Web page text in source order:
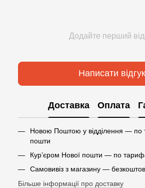
Додайте перший
Написати відгук
Доставка Оплата
Новою Поштою у відділення — по
пошти
Кур’єром Нової пошти — по
Самовивіз з магазину —
Більше інформації про доставку